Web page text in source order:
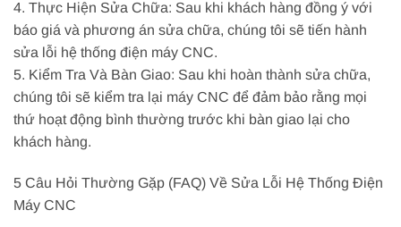
4. Thực Hiện Sửa Chữa: Sau khi khách hàng đồng ý với
báo giá và phương án sửa chữa, chúng tôi sẽ tiến hành
sửa lỗi hệ thống điện máy CNC.
5. Kiểm Tra Và Bàn Giao: Sau khi hoàn thành sửa chữa,
chúng tôi sẽ kiểm tra lại máy CNC để đảm bảo rằng mọi
thứ hoạt động bình thường trước khi bàn giao lại cho
khách hàng.
5 Câu Hỏi Thường Gặp (FAQ) Về Sửa Lỗi Hệ Thống Điện
Máy CNC